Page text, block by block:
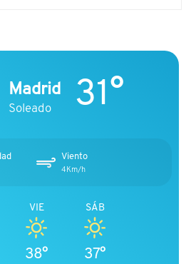
Madrid
Soleado 31°
Viento
4Km/h
VIE
38°
SÁB
37°